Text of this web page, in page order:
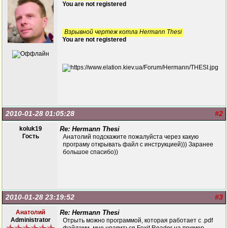
You are not registered
Взрывной чертеж котла Hermann Thesi
You are not registered
#2
2010-01-28 01:05:28
koluk19
Гость
Re: Hermann Thesi
Анатолий подскажите пожалуйста через какую
програму открывать файл с инструкцией))) Заранее
большое спасибо))
#3
2010-01-28 23:19:52
Анатолий
Administrator
Re: Hermann Thesi
Отрыть можно программой, которая работает с .pdf